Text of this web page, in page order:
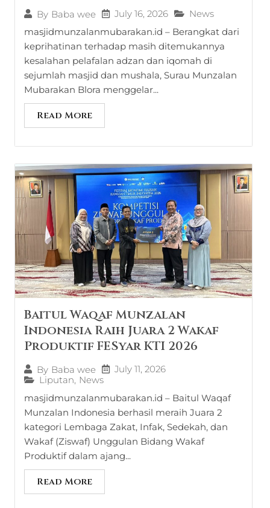
By Baba wee July 16, 2026
News
masjidmunzalanmubarakan.id – Berangkat dari
keprihatinan terhadap masih ditemukannya
kesalahan pelafalan adzan dan iqomah di
sejumlah masjid dan mushala, Surau Munzalan
Mubarakan Blora menggelar...
Read More
Baitul Waqaf Munzalan
Indonesia Raih Juara 2 Wakaf
Produktif FESyar KTI 2026
By Baba wee
July 11, 2026
Liputan, News
masjidmunzalanmubarakan.id – Baitul Waqaf
Munzalan Indonesia berhasil meraih Juara 2
kategori Lembaga Zakat, Infak, Sedekah, dan
Wakaf (Ziswaf) Unggulan Bidang Wakaf
Produktif dalam ajang...
Read More